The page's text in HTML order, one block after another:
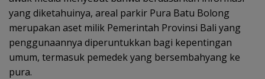
yang diketahuinya, areal parkir Pura Batu Bolong
merupakan aset milik Pemerintah Provinsi Bali yang
penggunaannya diperuntukkan bagi kepentingan
umum, termasuk pemedek yang bersembahyang ke
pura.